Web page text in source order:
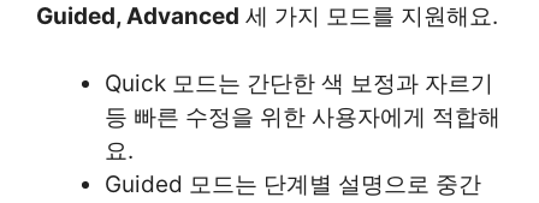
Guided, Advanced 세 가지 모드를 지원해요.
Quick 모드는 간단한 색 보정과 자르기
등 빠른 수정을 위한 사용자에게 적합해
요.
Guided 모드는 단계별 설명으로 중간